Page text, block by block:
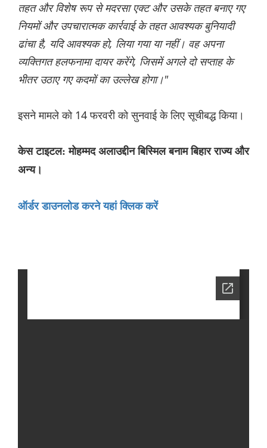
तहत और विशेष रूप से मदरसा एक्ट और उसके तहत बनाए गए
नियमों और उपचारात्मक कार्रवाई के तहत आवश्यक बुनियादी
ढांचा है, यदि आवश्यक हो, लिया गया या नहीं। वह अपना
व्यक्तिगत हलफनामा दायर करेंगे, जिसमें अगले दो सप्ताह के
भीतर उठाए गए कदमों का उल्लेख होगा।"
इसने मामले को 14 फरवरी को सुनवाई के लिए सूचीबद्ध किया।
केस टाइटल: मोहम्मद अलाउद्दीन बिस्मिल बनाम बिहार राज्य और
अन्य।
ऑर्डर डाउनलोड करने यहां क्लिक करें